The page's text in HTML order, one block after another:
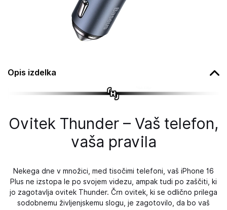
Opis izdelka
Ovitek Thunder – Vaš telefon,
vaša pravila
Nekega dne v množici, med tisočimi telefoni, vaš iPhone 16
Plus ne izstopa le po svojem videzu, ampak tudi po zaščiti, ki
jo zagotavlja ovitek Thunder. Črn ovitek, ki se odlično prilega
sodobnemu življenjskemu slogu, je zagotovilo, da bo vaš